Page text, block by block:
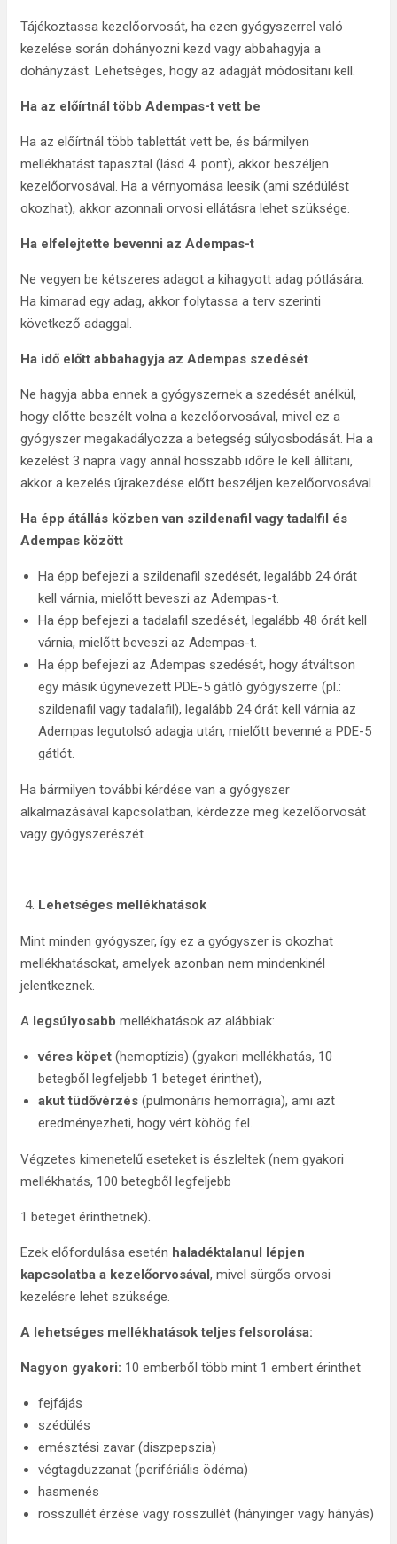
Tájékoztassa kezelőorvosát, ha ezen gyógyszerrel való
kezelése során dohányozni kezd vagy abbahagyja a
dohányzást. Lehetséges, hogy az adagját módosítani kell.
Ha az előírtnál több Adempas-t vett be
Ha az előírtnál több tablettát vett be, és bármilyen
mellékhatást tapasztal (lásd 4. pont), akkor beszéljen
kezelőorvosával. Ha a vérnyomása leesik (ami szédülést
okozhat), akkor azonnali orvosi ellátásra lehet szüksége.
Ha elfelejtette bevenni az Adempas-t
Ne vegyen be kétszeres adagot a kihagyott adag pótlására.
Ha kimarad egy adag, akkor folytassa a terv szerinti
következő adaggal.
Ha idő előtt abbahagyja az Adempas szedését
Ne hagyja abba ennek a gyógyszernek a szedését anélkül,
hogy előtte beszélt volna a kezelőorvosával, mivel ez a
gyógyszer megakadályozza a betegség súlyosbodását. Ha a
kezelést 3 napra vagy annál hosszabb időre le kell állítani,
akkor a kezelés újrakezdése előtt beszéljen kezelőorvosával.
Ha épp átállás közben van szildenafil vagy tadalfil és
Adempas között
Ha épp befejezi a szildenafil szedését, legalább 24 órát
kell várnia, mielőtt beveszi az Adempas-t.
Ha épp befejezi a tadalafil szedését, legalább 48 órát kell
várnia, mielőtt beveszi az Adempas-t.
Ha épp befejezi az Adempas szedését, hogy átváltson
egy másik úgynevezett PDE-5 gátló gyógyszerre (pl.:
szildenafil vagy tadalafil), legalább 24 órát kell várnia az
Adempas legutolsó adagja után, mielőtt bevenné a PDE-5
gátlót.
Ha bármilyen további kérdése van a gyógyszer
alkalmazásával kapcsolatban, kérdezze meg kezelőorvosát
vagy gyógyszerészét.
Lehetséges mellékhatások
Mint minden gyógyszer, így ez a gyógyszer is okozhat
mellékhatásokat, amelyek azonban nem mindenkinél
jelentkeznek.
A legsúlyosabb mellékhatások az alábbiak:
véres köpet (hemoptízis) (gyakori mellékhatás, 10
betegből legfeljebb 1 beteget érinthet),
akut tüdővérzés (pulmonáris hemorrágia), ami azt
eredményezheti, hogy vért köhög fel.
Végzetes kimenetelű eseteket is észleltek (nem gyakori
mellékhatás, 100 betegből legfeljebb
1 beteget érinthetnek).
Ezek előfordulása esetén haladéktalanul lépjen
kapcsolatba a kezelőorvosával, mivel sürgős orvosi
kezelésre lehet szüksége.
A lehetséges mellékhatások teljes felsorolása:
Nagyon gyakori: 10 emberből több mint 1 embert érinthet
fejfájás
szédülés
emésztési zavar (diszpepszia)
végtagduzzanat (perifériális ödéma)
hasmenés
rosszullét érzése vagy rosszullét (hányinger vagy hányás)